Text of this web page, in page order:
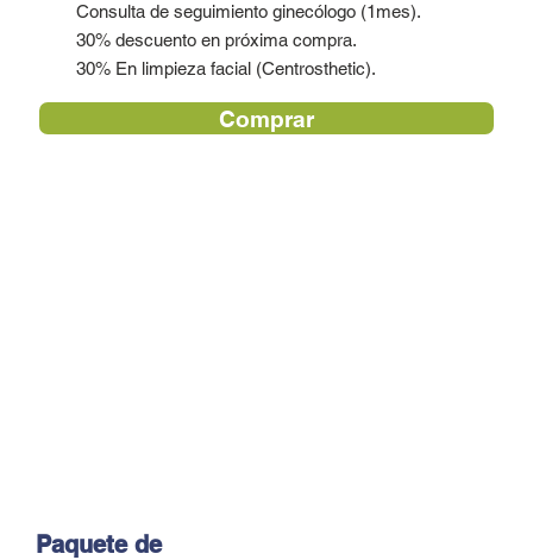
Consulta de seguimiento ginecólogo (1mes).
30% descuento en próxima compra.
30% En limpieza facial (Centrosthetic).
Comprar
Paquete de